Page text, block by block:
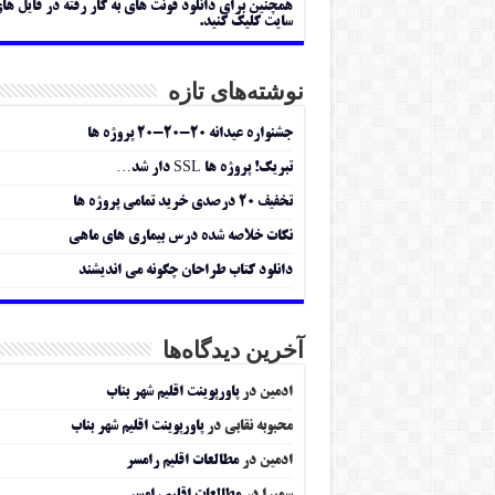
همچنین برای دانلود فونت های به کار رفته در فایل
سایت کلیک کنید.
نوشته‌های تازه
جشنواره عیدانه ۲۰-۲۰-۲۰ پروژه ها
تبریک! پروژه ها SSL دار شد…
تخفیف ۲۰ درصدی خرید تمامی پروژه ها
نکات خلاصه شده درس بیماری های ماهی
دانلود کتاب طراحان چگونه می اندیشند
آخرین دیدگاه‌ها
ادمین درپاورپوینت اقلیم شهر بناب
محبوبه نقابی درپاورپوینت اقلیم شهر بناب
ادمین درمطالعات اقلیم رامسر